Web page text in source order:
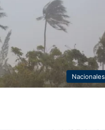
Nacionales